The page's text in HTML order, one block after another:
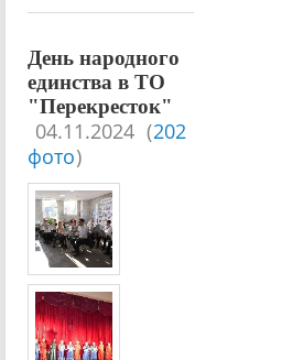
День народного
единства в ТО
"Перекресток"
04.11.2024 (202
фото)